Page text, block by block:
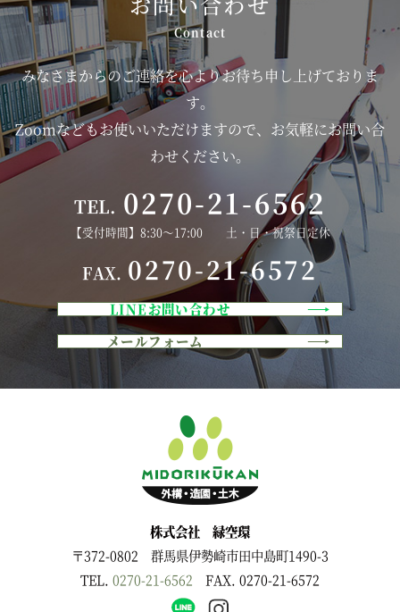
みなさまからのご連絡を心よりお待ち申し上げておりま
す。
Zoomなどもお使いいただけますので、お気軽にお問い合
わせください。
TEL. 0270-21-6562
【受付時間】8:30～17:00 土・日・祝祭日定休
FAX. 0270-21-6572
LINEお問い合わせ
メールフォーム
株式会社 緑空環
〒372-0802 群馬県伊勢崎市田中島町1490-3
TEL. 0270-21-6562 FAX. 0270-21-6572